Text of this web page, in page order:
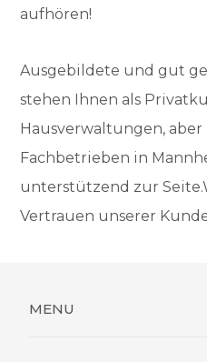
aufhören!
Ausgebildete und gut
stehen Ihnen als
Hausverwaltungen, aber
Fachbetrieben in
unterstützend zur
Vertrauen unserer
MENU